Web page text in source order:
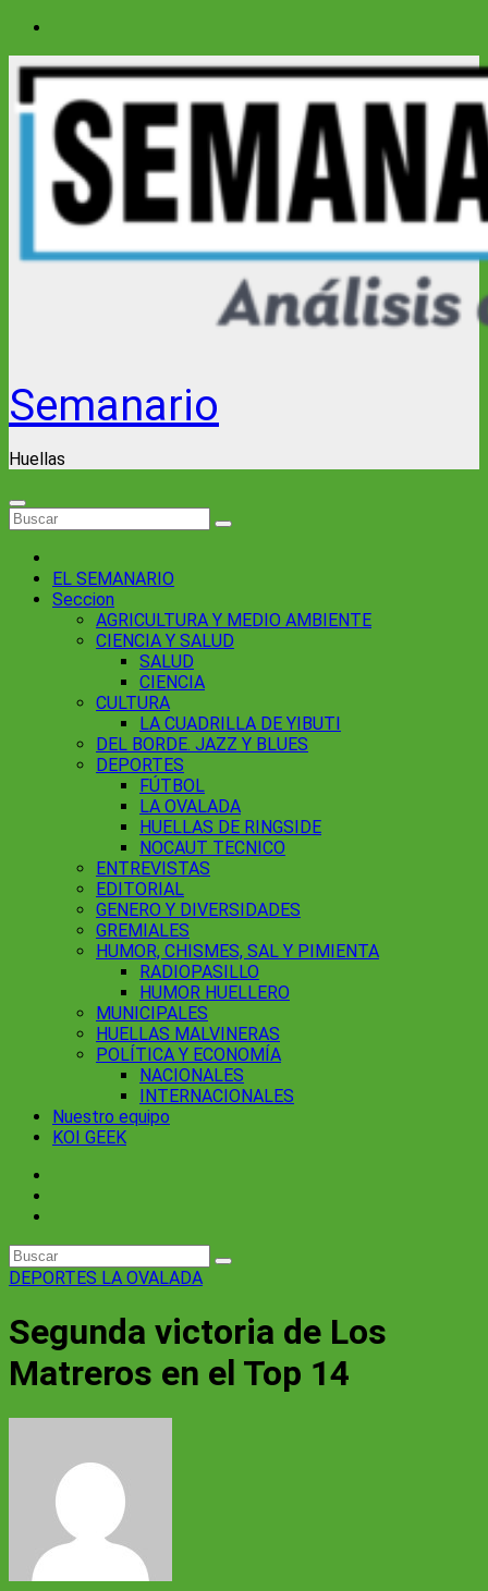
Saltar
contenido
Semanario
Huellas
EL SEMANARIO
Seccion
AGRICULTURA Y MEDIO AMBIENTE
CIENCIA Y SALUD
SALUD
CIENCIA
CULTURA
LA CUADRILLA DE YIBUTI
DEL BORDE. JAZZ Y BLUES
DEPORTES
FÚTBOL
LA OVALADA
HUELLAS DE RINGSIDE
NOCAUT TECNICO
ENTREVISTAS
EDITORIAL
GENERO Y DIVERSIDADES
GREMIALES
HUMOR, CHISMES, SAL Y PIMIENTA
RADIOPASILLO
HUMOR HUELLERO
MUNICIPALES
HUELLAS MALVINERAS
POLÍTICA Y ECONOMÍA
NACIONALES
INTERNACIONALES
Nuestro equipo
KOI GEEK
DEPORTES LA OVALADA
Segunda victoria de Los
Matreros en el Top 14